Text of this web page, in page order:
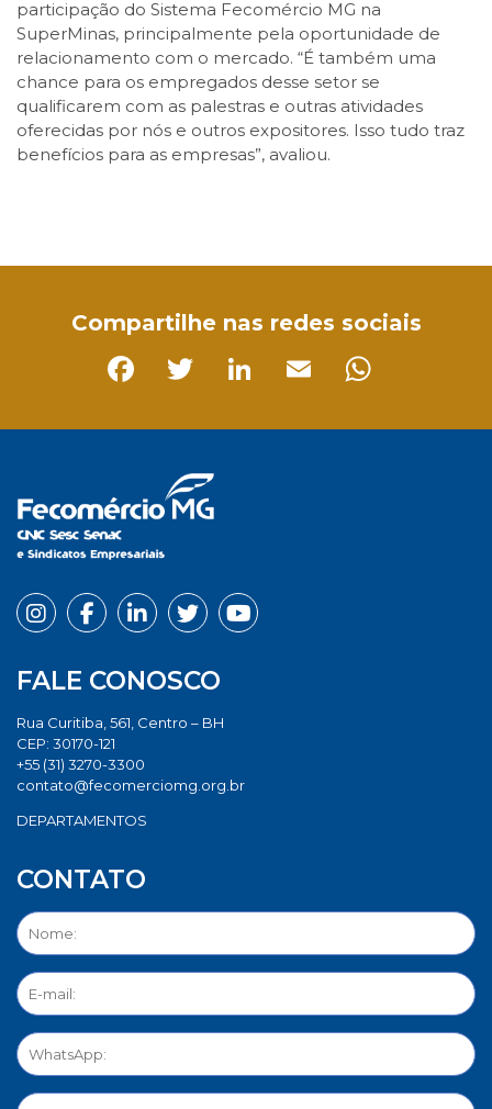
participação do Sistema Fecomércio MG na
SuperMinas, principalmente pela oportunidade de
relacionamento com o mercado. “É também uma
chance para os empregados desse setor se
qualificarem com as palestras e outras atividades
oferecidas por nós e outros expositores. Isso tudo traz
benefícios para as empresas”, avaliou.
Compartilhe nas redes sociais
FALE CONOSCO
Rua Curitiba, 561, Centro – BH
CEP: 30170-121
+55 (31) 3270-3300
contato@fecomerciomg.org.br
DEPARTAMENTOS
CONTATO